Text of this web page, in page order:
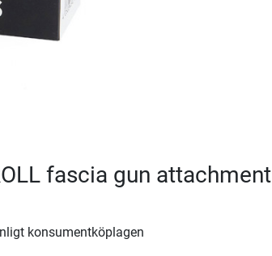
fascia gun attachment
konsumentköplagen